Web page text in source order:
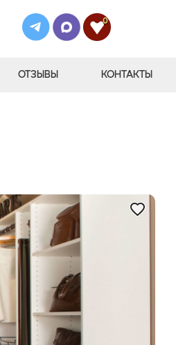
0
ОТЗЫВЫ КОНТАКТЫ